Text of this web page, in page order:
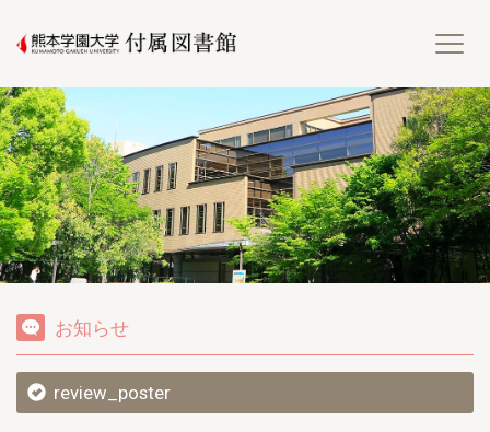
熊
お知らせ
review_poster